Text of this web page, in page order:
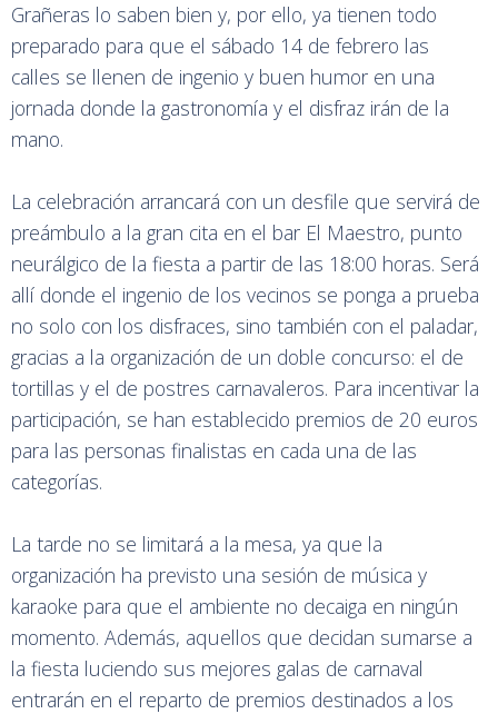
Grañeras lo saben bien y, por ello, ya tienen todo
preparado para que el sábado 14 de febrero las
calles se llenen de ingenio y buen humor en una
jornada donde la gastronomía y el disfraz irán de la
mano.
La celebración arrancará con un desfile que servirá de
preámbulo a la gran cita en el bar El Maestro, punto
neurálgico de la fiesta a partir de las 18:00 horas. Será
allí donde el ingenio de los vecinos se ponga a prueba
no solo con los disfraces, sino también con el paladar,
gracias a la organización de un doble concurso: el de
tortillas y el de postres carnavaleros. Para incentivar la
participación, se han establecido premios de 20 euros
para las personas finalistas en cada una de las
categorías.
La tarde no se limitará a la mesa, ya que la
organización ha previsto una sesión de música y
karaoke para que el ambiente no decaiga en ningún
momento. Además, aquellos que decidan sumarse a
la fiesta luciendo sus mejores galas de carnaval
entrarán en el reparto de premios destinados a los